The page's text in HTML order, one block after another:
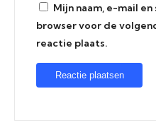
Mijn naam, e-mail
browser voor de
reactie plaats.